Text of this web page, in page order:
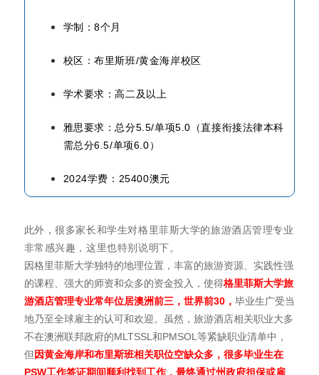
学制：8个月
校区：布里斯班/黄金海岸校区
学术要求：高二及以上
雅思要求：总分5.5/单项5.0（直接衔接法律本科
需总分6.5/单项6.0）
2024学费：25400澳元
此外，很多家长和学生对格里菲斯大学的旅游酒店管理专业
非常感兴趣，这里也特别说明下。
因格里菲斯大学独特的地理位置，丰富的旅游资源、实践性强
的课程、强大的师资和众多的资金投入，使得格里菲斯大学旅
游酒店管理专业常年位居澳洲前三，世界前30， 毕业生广受当
地乃至全球雇主的认可和欢迎。虽然，旅游酒店相关职业大多
不在澳洲联邦政府的MLTSSL和PMSOL等紧缺职业清单中，
但 因黄金海岸和布里斯班相关职位空缺众多，很多毕业生在
PSW工作签证期间顺利找到工作，最终通过州政府担保或雇